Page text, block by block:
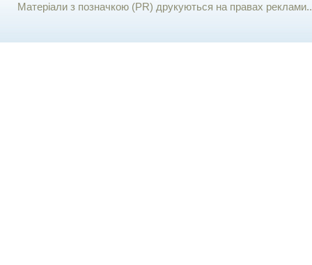
Матеріали з позначкою (PR) друкуються на правах реклами..